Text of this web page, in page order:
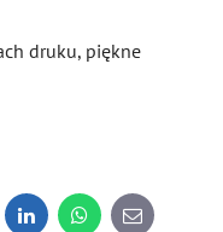
druku, piękne
LinkedInWhatsApp
E-